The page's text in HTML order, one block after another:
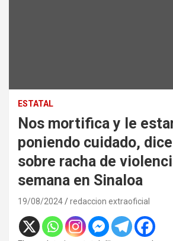
ESTATAL
Nos mortifica y le
poniendo cuidado,
sobre racha de
semana en Sinaloa
19/08/2024 redaccion extraoficial